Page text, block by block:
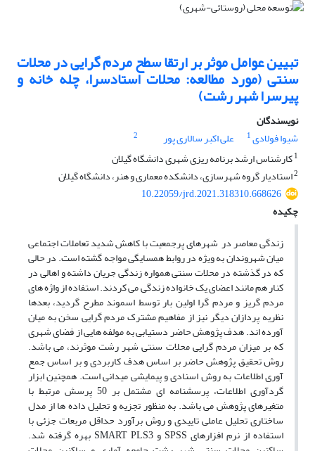
تبیین عوامل موثر بر ارتقا سطح مردم گرایی در محلات
سنتی (مورد مطالعه: محلات استادسرا، چله خانه و
پیرسرا شهر رشت)
نویسندگان
شیوا فولادی1 علی اکبر سالاری پور
2
1کارشناس ارشد برنامه ریزی شهری دانشگاه گیلان
2استادیار گروه شهرسازی، دانشکده معماری و هنر، دانشگاه گیلان
10.22059/jrd.2021.318310.668626
چکیده
زندگی معاصر در شهرهای پرجمعیت با کاهش شدید تعاملات اجتماعی
میان شهروندان به ویژه در روابط همسایگی مواجه گشته است. در حالی
که در گذشته در محلات سنتی همواره زندگی جریان داشته و اهالی در
کنار هم مانند اعضای یک خانواده زندگی می کردند. استفاده از واژه های
مردم گریز و مردم گرا اولین بار توسط اسموند مطرح گردید، بعدها
نظریه پردازان دیگر نیز از مفاهیم مشترک مردم گرایی سخن به میان
آورده اند. هدف پژوهش حاضر دستیابی به مولفه هایی از فضای شهری
که بر میزان مردم گرایی محلات سنتی شهر رشت موثرند، می باشد.
روش تحقیق پژوهش حاضر بر اساس هدف کاربردی و بر اساس جمع
آوری اطلاعات به روش اسنادی و پیمایشی میدانی است. همچنین ابزار
گردآوری اطلاعات، پرسشنامه ای مشتمل بر 50 پرسش مرتبط با
متغیرهای پژوهش می باشد. به منظور تجزیه و تحلیل داده ها از مدل
ساختاری تحلیل عاملی تاییدی و روش برآورد حداقل مربعات جزئی با
استفاده از نرم افزارهای SPSS و SMART PLS3 بهره گرفته شد.